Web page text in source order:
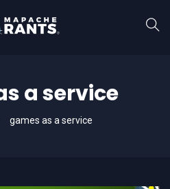
a service
games as a service